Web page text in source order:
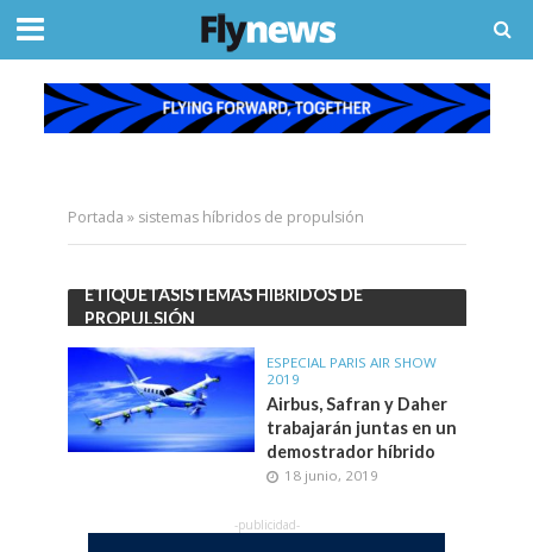
Portada » sistemas híbridos de propulsión
ETIQUETASISTEMAS HÍBRIDOS DE
PROPULSIÓN
ESPECIAL PARIS AIR SHOW
2019
Airbus, Safran y Daher
trabajarán juntas en un
demostrador híbrido
18 junio, 2019